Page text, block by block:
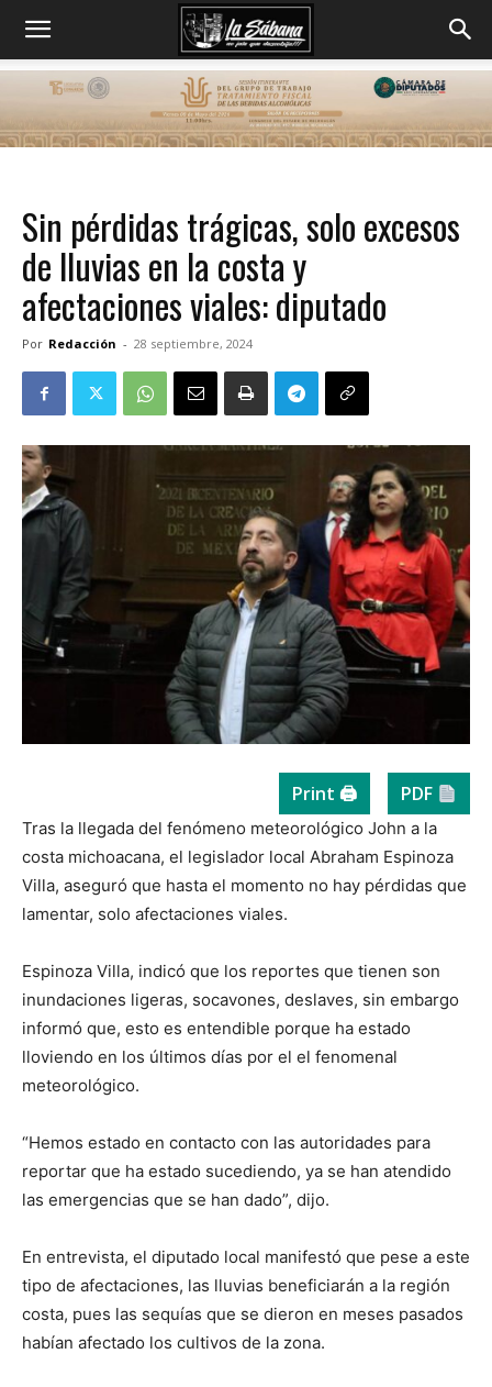
Sin pérdidas trágicas, solo excesos
de lluvias en la costa y
afectaciones viales: diputado
Por Redacción - 28 septiembre, 2024
Print 🖨 PDF
Tras la llegada del fenómeno meteorológico John a la
costa michoacana, el legislador local Abraham Espinoza
Villa, aseguró que hasta el momento no hay pérdidas que
lamentar, solo afectaciones viales.
Espinoza Villa, indicó que los reportes que tienen son
inundaciones ligeras, socavones, deslaves, sin embargo
informó que, esto es entendible porque ha estado
lloviendo en los últimos días por el el fenomenal
meteorológico.
“Hemos estado en contacto con las autoridades para
reportar que ha estado sucediendo, ya se han atendido
las emergencias que se han dado”, dijo.
En entrevista, el diputado local manifestó que pese a este
tipo de afectaciones, las lluvias beneficiarán a la región
costa, pues las sequías que se dieron en meses pasados
habían afectado los cultivos de la zona.